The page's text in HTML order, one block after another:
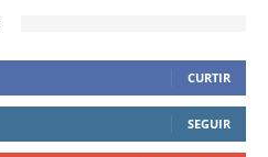
CURTIR
SEGUIR